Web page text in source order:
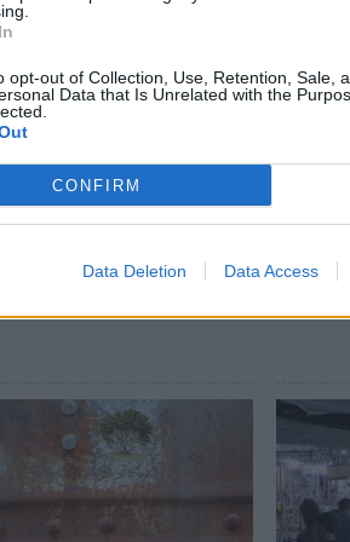
opt-out of Collection, Use, Retention, Sale,
Data that Is Unrelated with the
CONFIRM
Data Deletion Data Access
τροποποίηση του
Διευθυντές και Προϊστάμενοι
από το Προεδρείο και τον